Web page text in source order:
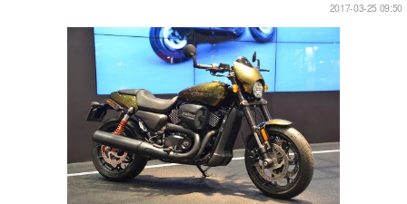
2017-03-25 09:50